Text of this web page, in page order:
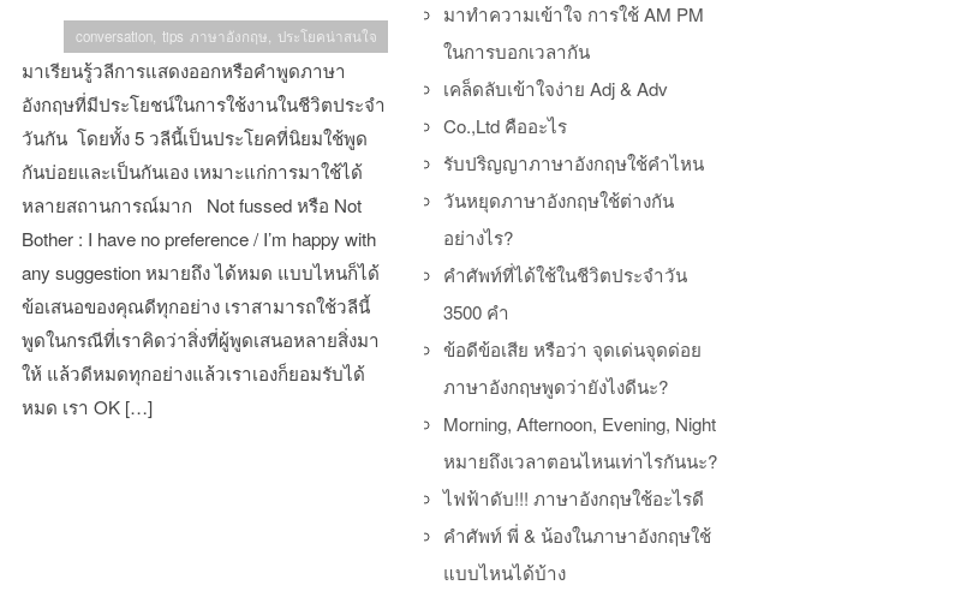
มาเรียนรู้วลีการแสดงออกหรือคำพูดภาษา
อังกฤษที่มีประโยชน์ในการใช้งานในชีวิตประจำ
วันกัน โดยทั้ง 5 วลีนี้เป็นประโยคที่นิยมใช้พูด
กันบ่อยและเป็นกันเอง เหมาะแก่การมาใช้ได้
หลายสถานการณ์มาก Not fussed หรือ Not
Bother : I have no preference / I’m happy with
any suggestion หมายถึง ได้หมด แบบไหนก็ได้
ข้อเสนอของคุณดีทุกอย่าง เราสามารถใช้วลีนี้
พูดในกรณีที่เราคิดว่าสิ่งที่ผู้พูดเสนอหลายสิ่งมา
ให้ แล้วดีหมดทุกอย่างแล้วเราเองก็ยอมรับได้
หมด เรา OK […]
conversation, tips ภาษาอังกฤษ, ประโยคน่าสนใจ
มาทำความเข้าใจ การใช้ AM PM
ในการบอกเวลากัน
เคล็ดลับเข้าใจง่าย Adj & Adv
Co.,Ltd คืออะไร
รับปริญญาภาษาอังกฤษใช้คำไหน
วันหยุดภาษาอังกฤษใช้ต่างกัน
อย่างไร?
คำศัพท์ที่ได้ใช้ในชีวิตประจำวัน
3500 คำ
ข้อดีข้อเสีย หรือว่า จุดเด่นจุดด่อย
ภาษาอังกฤษพูดว่ายังไงดีนะ?
Morning, Afternoon, Evening, Night
หมายถึงเวลาตอนไหนเท่าไรกันนะ?
ไฟฟ้าดับ!!! ภาษาอังกฤษใช้อะไรดี
คำศัพท์ พี่ & น้องในภาษาอังกฤษใช้
แบบไหนได้บ้าง